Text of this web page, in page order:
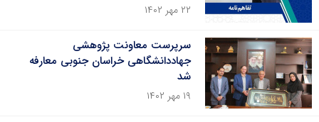
۲۲ مهر ۱۴۰۲
سرپرست معاونت پژوهشی
جهاددانشگاهی خراسان جنوبی معارفه
شد
۱۹ مهر ۱۴۰۲